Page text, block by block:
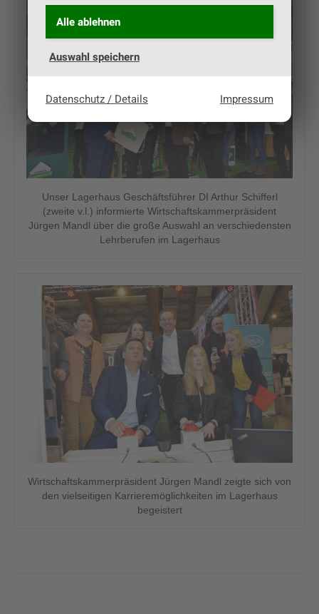
Alle ablehnen
Auswahl speichern
Datenschutz / Details Impressum
Unser Lagerhaus Geschäftsführer DI Arthur Schifferl
(zweite v.l.) informierte Wirtschaftskammerpräsident
Jürgen Mandl über die große Auswahl an verschiedensten
Lehrberufen im Lagerhaus
Wirtschaftskammerpräsident Jürgen Mandl zeigte sich von
den vielseitigen Karrieremöglichkeiten im Lagerhaus
begeistert